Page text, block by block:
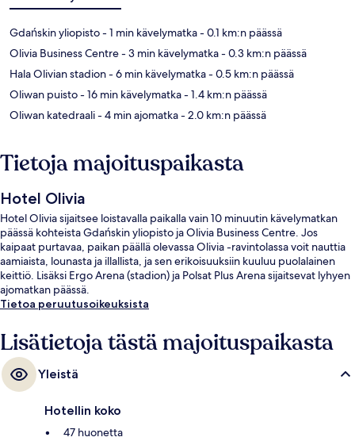
Gdańskin yliopisto- 1 min kävelymatka- 0.1 km:n päässä
Olivia Business Centre- 3 min kävelymatka- 0.3 km:n päässä
Hala Olivian stadion- 6 min kävelymatka- 0.5 km:n päässä
Oliwan puisto- 16 min kävelymatka- 1.4 km:n päässä
Oliwan katedraali- 4 min ajomatka- 2.0 km:n päässä
Tietoja majoituspaikasta
Hotel Olivia
Hotel Olivia sijaitsee loistavalla paikalla vain 10 minuutin kävelymatkan
päässä kohteista Gdańskin yliopisto ja Olivia Business Centre. Jos
kaipaat purtavaa, paikan päällä olevassa Olivia -ravintolassa voit nauttia
aamiaista, lounasta ja illallista, ja sen erikoisuuksiin kuuluu puolalainen
keittiö. Lisäksi Ergo Arena (stadion) ja Polsat Plus Arena sijaitsevat lyhyen
ajomatkan päässä.
Tietoa peruutusoikeuksista
Lisätietoja tästä majoituspaikasta
Yleistä
Hotellin koko
47 huonetta